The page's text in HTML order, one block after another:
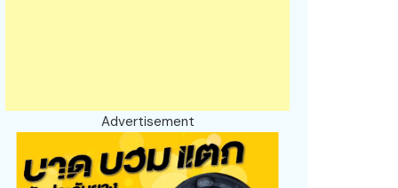
Advertisement